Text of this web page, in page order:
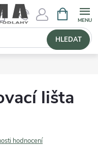
HLEDAT
lišta
hodnocení